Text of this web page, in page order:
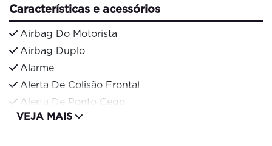
Características e acessórios
Airbag Do Motorista
Airbag Duplo
Alarme
Alerta De Colisão Frontal
Alerta De Ponto Cego
VEJA MAIS